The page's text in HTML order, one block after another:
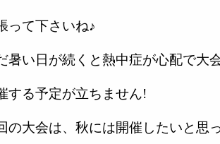
って下さいね♪
暑い日が続くと熱中症が心配で大
する予定が立ちません!
の大会は、秋には開催したいと思